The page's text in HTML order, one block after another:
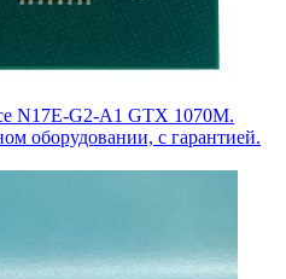
N17E-G2-A1 GTX 1070M.
оборудовании, с гарантией.